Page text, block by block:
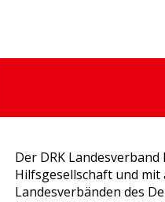
Der DRK
Hilfsgesellschaft und
Landesverbänden des